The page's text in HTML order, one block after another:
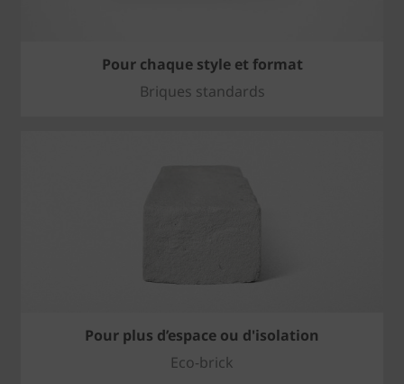
Pour chaque style et format
Briques standards
Pour plus d’espace ou d'isolation
Eco-brick